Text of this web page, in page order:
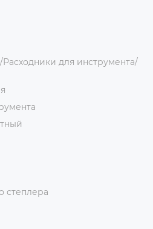
для инструмента/
степлера